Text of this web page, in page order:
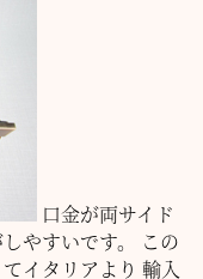
口金が両サイド
やすいです。
この
イタリアより 輸入